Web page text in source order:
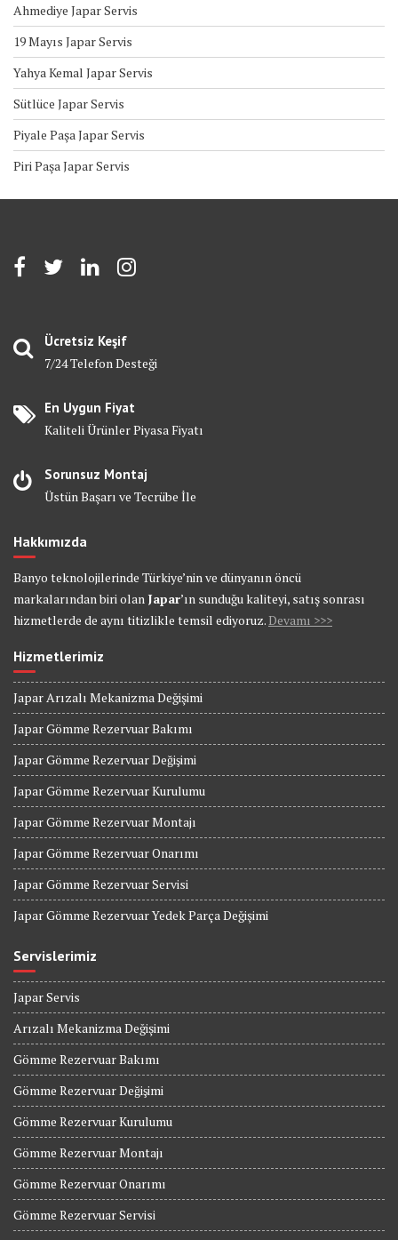
Ahmediye Japar Servis
19 Mayıs Japar Servis
Yahya Kemal Japar Servis
Sütlüce Japar Servis
Piyale Paşa Japar Servis
Piri Paşa Japar Servis
Ücretsiz Keşif
7/24 Telefon Desteği
En Uygun Fiyat
Kaliteli Ürünler Piyasa Fiyatı
Sorunsuz Montaj
Üstün Başarı ve Tecrübe İle
Hakkımızda
Banyo teknolojilerinde Türkiye’nin ve dünyanın öncü
markalarından biri olan Japar’ın sunduğu kaliteyi, satış sonrası
hizmetlerde de aynı titizlikle temsil ediyoruz. Devamı >>>
Hizmetlerimiz
Japar Arızalı Mekanizma Değişimi
Japar Gömme Rezervuar Bakımı
Japar Gömme Rezervuar Değişimi
Japar Gömme Rezervuar Kurulumu
Japar Gömme Rezervuar Montajı
Japar Gömme Rezervuar Onarımı
Japar Gömme Rezervuar Servisi
Japar Gömme Rezervuar Yedek Parça Değişimi
Servislerimiz
Japar Servis
Arızalı Mekanizma Değişimi
Gömme Rezervuar Bakımı
Gömme Rezervuar Değişimi
Gömme Rezervuar Kurulumu
Gömme Rezervuar Montajı
Gömme Rezervuar Onarımı
Gömme Rezervuar Servisi